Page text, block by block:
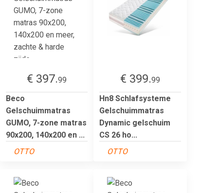
€ 397.99
Beco
Gelschuimmatras
GUMO, 7-zone matras
90x200, 140x200 en ...
OTTO
€ 399.99
Hn8 Schlafsysteme
Gelschuimmatras
Dynamic gelschuim
CS 26 ho...
OTTO